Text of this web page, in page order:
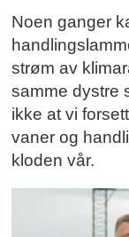
Noen ganger
strøm av
samme dystre
ikke at vi
vaner og
kloden vår.